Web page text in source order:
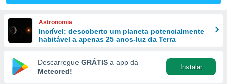
das
e
forma
digital
Astronomia
Incrível: descoberto um planeta potencialmente
habitável a apenas 25 anos-luz da Terra
Descarregue GRÁTIS a app da
Meteored!
Instalar